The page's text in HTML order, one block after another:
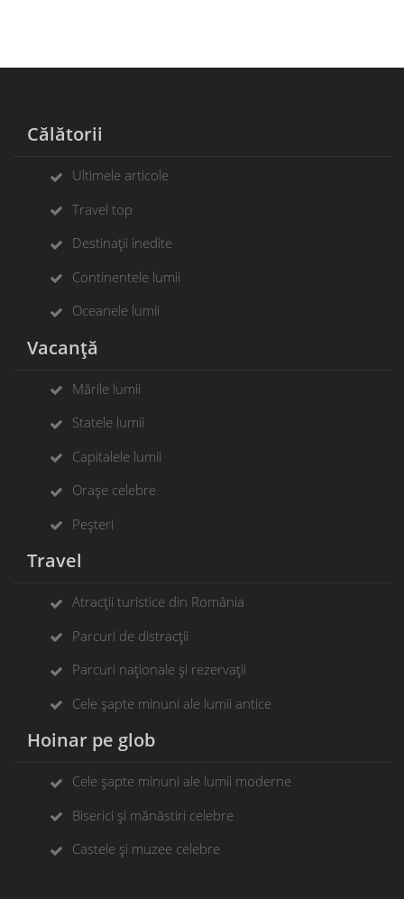
Călătorii
Ultimele articole
Travel top
Destinații inedite
Continentele lumii
Oceanele lumii
Vacanță
Mările lumii
Statele lumii
Capitalele lumii
Orașe celebre
Peșteri
Travel
Atracții turistice din România
Parcuri de distracții
Parcuri naționale și rezervații
Cele șapte minuni ale lumii antice
Hoinar pe glob
Cele șapte minuni ale lumii moderne
Biserici și mănăstiri celebre
Castele și muzee celebre